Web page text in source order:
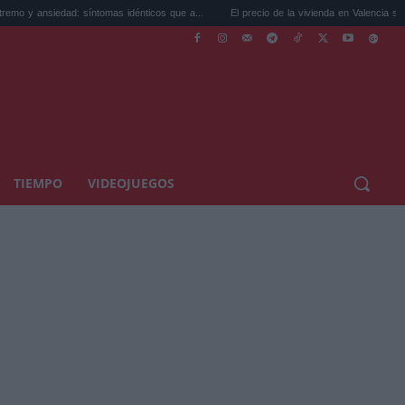
idénticos que a... El precio de la vivienda en Valencia sube a 3.485 ...
TIEMPO VIDEOJUEGOS